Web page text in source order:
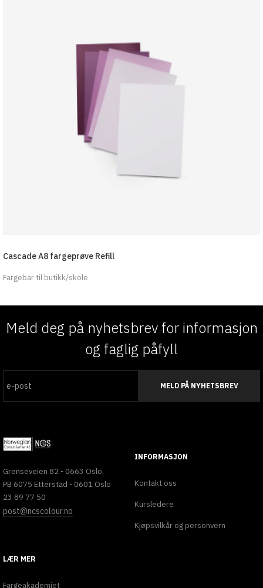
Cascade A8 fargeprøve Refill
Fargebar til butikk/skole
Meld deg på nyhetsbrev for informasjon
og faglig påfyll
MELD PÅ NYHETSBREV
Grenseveien 82 - 0663 Oslo.
PB 6075 Etterstad - 0601 Oslo
23 89 77 50
post@ncscolour.no
INFORMASJON
Kontakt oss
Kursledere
Kjøpsvilkår og personvern
LÆR MER
Fargeakademiet